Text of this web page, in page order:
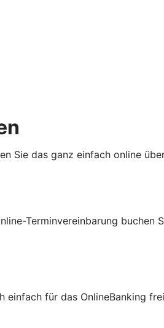
Sie das ganz einfach online
Terminvereinbarung buchen
einfach für das OnlineBanking